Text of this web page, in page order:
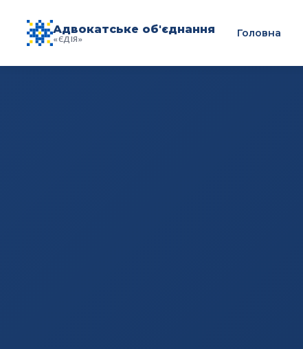
Адвокатське об'єднання
«ЄДІЯ» Головна